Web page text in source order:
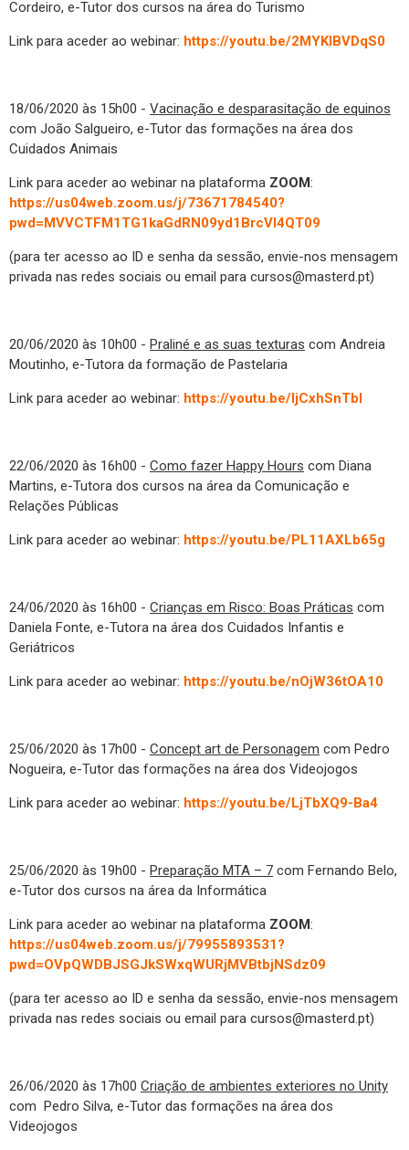
Cordeiro, e-Tutor dos cursos na área do Turismo
Link para aceder ao webinar: https://youtu.be/2MYKIBVDqS0
18/06/2020 às 15h00 - Vacinação e desparasitação de equinos
com João Salgueiro, e-Tutor das formações na área dos
Cuidados Animais
Link para aceder ao webinar na plataforma ZOOM:
https://us04web.zoom.us/j/73671784540?
pwd=MVVCTFM1TG1kaGdRN09yd1BrcVI4QT09
(para ter acesso ao ID e senha da sessão, envie-nos mensagem
privada nas redes sociais ou email para cursos@masterd.pt)
20/06/2020 às 10h00 - Praliné e as suas texturas com Andreia
Moutinho, e-Tutora da formação de Pastelaria
Link para aceder ao webinar: https://youtu.be/ljCxhSnTbl
22/06/2020 às 16h00 - Como fazer Happy Hours com Diana
Martins, e-Tutora dos cursos na área da Comunicação e
Relações Públicas
Link para aceder ao webinar: https://youtu.be/PL11AXLb65g
24/06/2020 às 16h00 - Crianças em Risco: Boas Práticas com
Daniela Fonte, e-Tutora na área dos Cuidados Infantis e
Geriátricos
Link para aceder ao webinar: https://youtu.be/nOjW36tOA10
25/06/2020 às 17h00 - Concept art de Personagem com Pedro
Nogueira, e-Tutor das formações na área dos Videojogos
Link para aceder ao webinar: https://youtu.be/LjTbXQ9-Ba4
25/06/2020 às 19h00 - Preparação MTA – 7 com Fernando Belo,
e-Tutor dos cursos na área da Informática
Link para aceder ao webinar na plataforma ZOOM:
https://us04web.zoom.us/j/79955893531?
pwd=OVpQWDBJSGJkSWxqWURjMVBtbjNSdz09
(para ter acesso ao ID e senha da sessão, envie-nos mensagem
privada nas redes sociais ou email para cursos@masterd.pt)
26/06/2020 às 17h00 Criação de ambientes exteriores no Unity
com Pedro Silva, e-Tutor das formações na área dos
Videojogos